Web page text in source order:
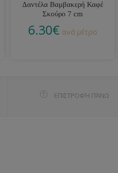
Δαντέλα Βαμβακερή Καφέ
Σκούρο 7 cm
6.30€ ανά μέτρο
ΕΠΙΣΤΡΟΦΉ ΠΆΝΩ